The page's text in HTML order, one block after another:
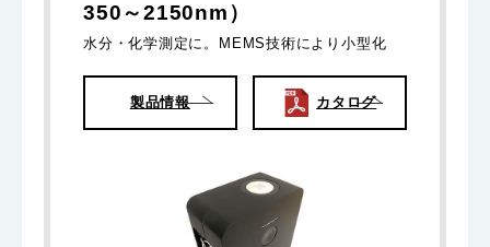
350～2150nm）
水分・化学測定に。MEMS技術により小型化
製品情報 カタログ